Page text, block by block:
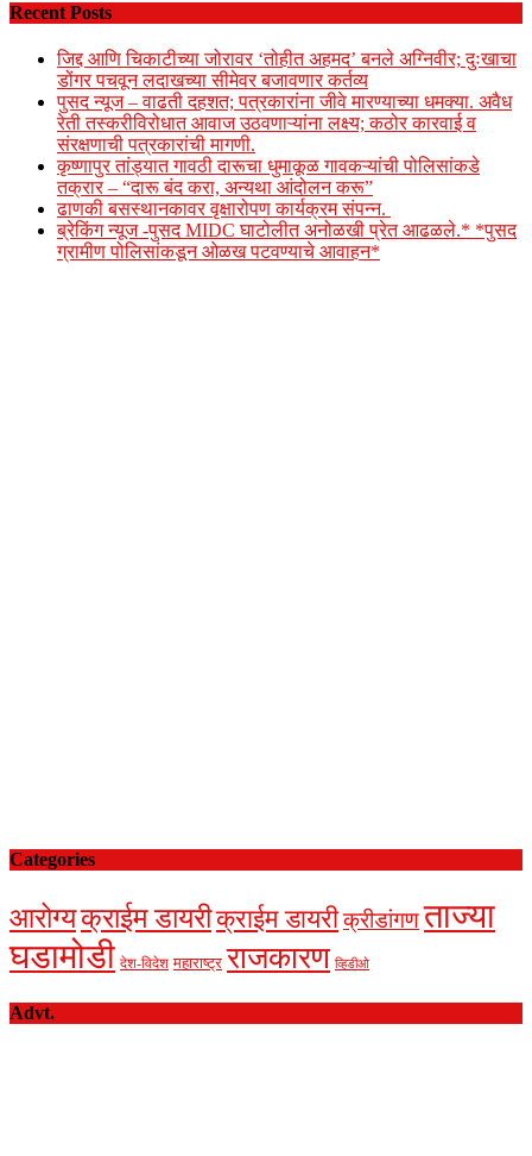
Recent Posts
जिद्द आणि चिकाटीच्या जोरावर ‘तोहीत अहमद’ बनले अग्निवीर; दुःखाचा
डोंगर पचवून लदाखच्या सीमेवर बजावणार कर्तव्य
पुसद न्यूज – वाढती दहशत; पत्रकारांना जीवे मारण्याच्या धमक्या. अवैध
रेती तस्करीविरोधात आवाज उठवणाऱ्यांना लक्ष्य; कठोर कारवाई व
संरक्षणाची पत्रकारांची मागणी.
कृष्णापुर तांड्यात गावठी दारूचा धुमाकूळ गावकऱ्यांची पोलिसांकडे
तक्रार – “दारू बंद करा, अन्यथा आंदोलन करू”
ढाणकी बसस्थानकावर वृक्षारोपण कार्यक्रम संपन्न.
ब्रेकिंग न्यूज -पुसद MIDC घाटोलीत अनोळखी प्रेत आढळले.* *पुसद
ग्रामीण पोलिसांकडून ओळख पटवण्याचे आवाहन*
Categories
आरोग्यक्राईम डायरीक्राईम डायरीक्रीडांगणताज्या
घडामोडी देश-विदेश महाराष्ट्र राजकारण व्हिडीओ
Advt.